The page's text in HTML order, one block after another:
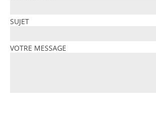
SUJET
VOTRE MESSAGE